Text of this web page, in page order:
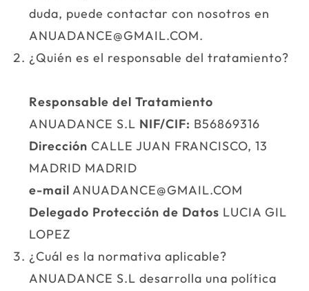
duda, puede contactar con nosotros en
ANUADANCE@GMAIL.COM.
¿Quién es el responsable del tratamiento?
Responsable del Tratamiento
ANUADANCE S.L NIF/CIF: B56869316
DirecciónCALLE JUAN FRANCISCO, 13
MADRID MADRID
e-mail ANUADANCE@GMAIL.COM
Delegado Protección de Datos LUCIA GIL
LOPEZ
¿Cuál es la normativa aplicable?
ANUADANCE S.L desarrolla una política